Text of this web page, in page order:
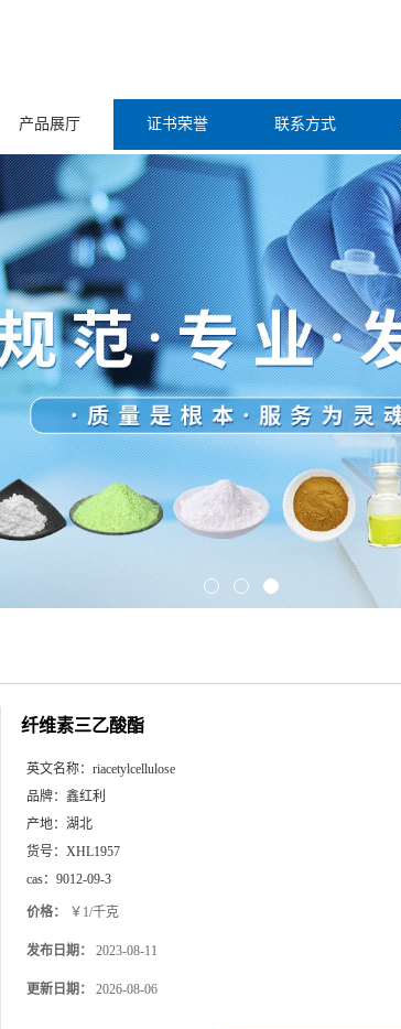
产品展厅 证书荣誉 联系方式
纤维素三乙酸酯
英文名称： riacetylcellulose
品牌： 鑫红利
产地： 湖北
货号： XHL1957
cas： 9012-09-3
价格： ￥1/千克
发布日期： 2023-08-11
更新日期： 2026-08-06